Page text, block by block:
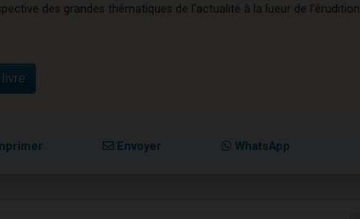
des grandes thématiques de l'actualité à la lueur de l'érudition
Envoyer WhatsApp